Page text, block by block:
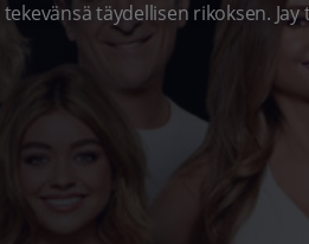
täydellisen rikoksen.